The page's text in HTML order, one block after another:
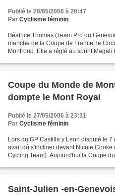
Publié le 28/05/2006 à 20:47
Par Cyclisme féminin
Béatrice Thomas (Team Pro du
manche de la Coupe de France, le
Montrond. Elle a réglé au sprint
Coupe du Monde de
dompte le Mont Royal
Publié le 27/05/2006 à 23:31
Par Cyclisme féminin
Lors du GP Castilla y Leon disputé le
avait dû s'incliner devant Nicole Cooke
Cycling Team). Aujourd'hui la Coupe
Saint-Julien -en-